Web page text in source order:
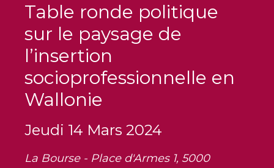
Table ronde politique
sur le paysage de
l’insertion
socioprofessionnelle en
Wallonie
Jeudi 14 Mars 2024
La Bourse - Place d'Armes 1, 5000